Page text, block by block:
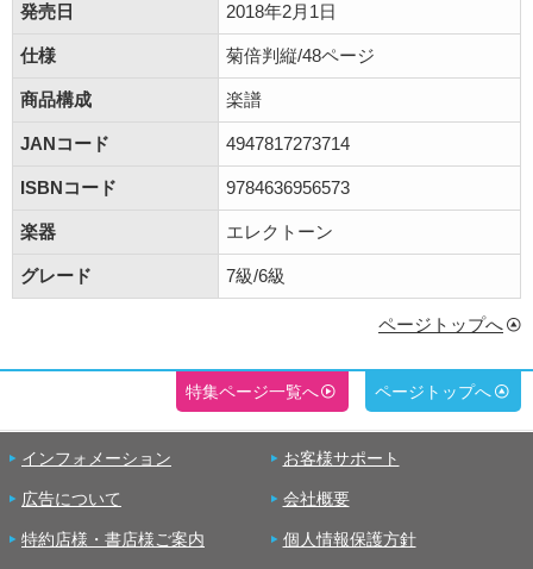
発売日 2018年2月1日
仕様 菊倍判縦/48ページ
商品構成 楽譜
JANコード 4947817273714
ISBNコード 9784636956573
楽器 エレクトーン
グレード 7級/6級
ページトップへ
特集ページ一覧へ ページトップへ
インフォメーション お客様サポート
広告について 会社概要
特約店様・書店様ご案内 個人情報保護方針